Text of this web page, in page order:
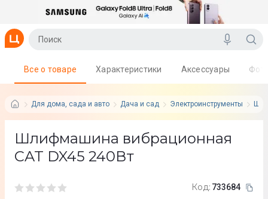
Для дома, сада и авто Дача и сад Электроинструменты
Все о товаре Характеристики Аксессуары
Шлифмашина вибрационная
CAT DX45 240Вт
Код: 733684